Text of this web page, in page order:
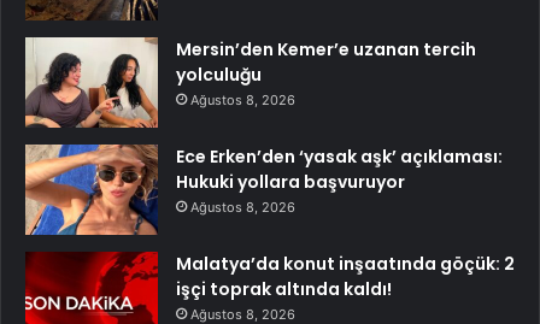
Mersin’den Kemer’e uzanan tercih
yolculuğu
Ağustos 8, 2026
Ece Erken’den ‘yasak aşk’ açıklaması:
Hukuki yollara başvuruyor
Ağustos 8, 2026
Malatya’da konut inşaatında göçük: 2
işçi toprak altında kaldı!
Ağustos 8, 2026